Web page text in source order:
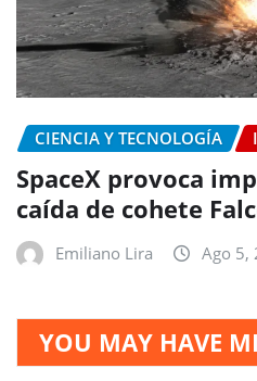
CIENCIA Y TECNOLOGÍA
SpaceX provoca
caída de cohete
Emiliano Lira Ago 5,
YOU MAY HAVE